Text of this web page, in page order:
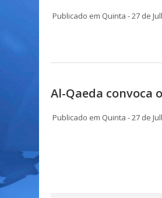
Publicado em Quinta - 27 de
Al-Qaeda convoca
Publicado em Quinta - 27 de